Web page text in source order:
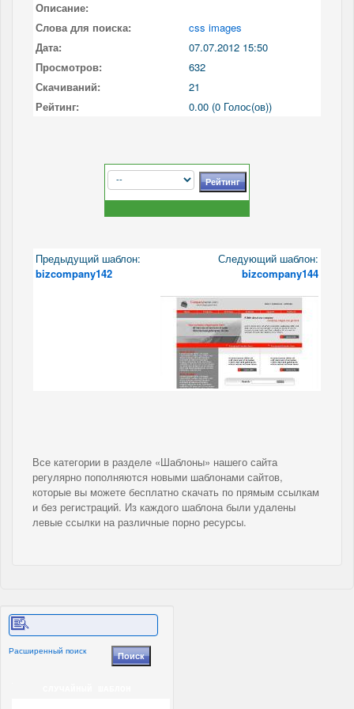
Описание:
Слова для поиска:
css images
Дата:
07.07.2012 15:50
Просмотров:
632
Скачиваний:
21
Рейтинг:
0.00 (0 Голос(ов))
Предыдущий шаблон:
bizcompany142
Следующий шаблон:
bizcompany144
Все категории в разделе «Шаблоны» нашего сайта
регулярно пополняются новыми шаблонами сайтов,
которые вы можете бесплатно скачать по прямым ссылкам
и без регистраций. Из каждого шаблона были удалены
левые ссылки на различные порно ресурсы.
Расширенный поиск